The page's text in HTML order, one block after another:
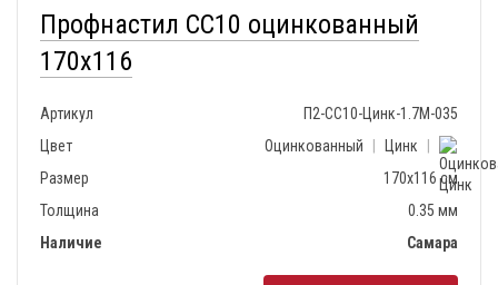
Профнастил СС10 оцинкованный
170х116
Артикул
П2-СС10-Цинк-1.7М-035
Цвет
Оцинкованный Цинк
Размер
170х116 см
Толщина
0.35 мм
Наличие
Самара